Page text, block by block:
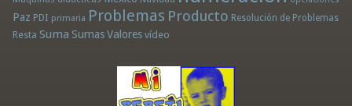
Paz PDI primaria Problemas Producto Resolución de Problemas
Resta Suma Sumas Valores vídeo